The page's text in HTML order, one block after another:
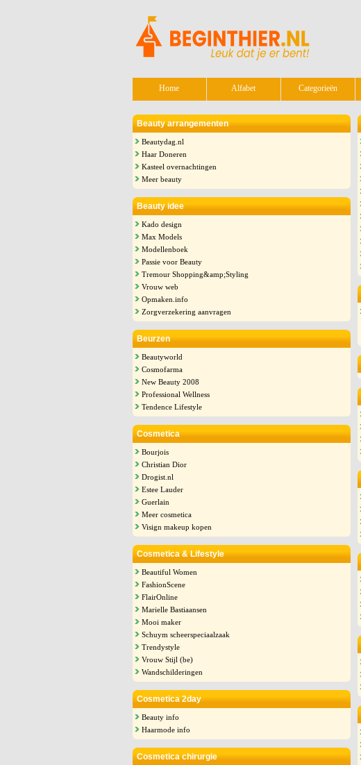
Home Alfabet Categorieën
Beauty arrangementen
Beautydag.nl
Haar Doneren
Kasteel overnachtingen
Meer beauty
Beauty idee
Kado design
Max Models
Modellenboek
Passie voor Beauty
Tremour Shopping&amp;Styling
Vrouw web
Opmaken.info
Zorgverzekering aanvragen
Beurzen
Beautyworld
Cosmofarma
New Beauty 2008
Professional Wellness
Tendence Lifestyle
Cosmetica
Bourjois
Christian Dior
Drogist.nl
Estee Lauder
Guerlain
Meer cosmetica
Visign makeup kopen
Cosmetica & Lifestyle
Beautiful Women
FashionScene
FlairOnline
Marielle Bastiaansen
Mooi maker
Schuym scheerspeciaalzaak
Trendystyle
Vrouw Stijl (be)
Wandschilderingen
Cosmetica 2day
Beauty info
Haarmode info
Cosmetica chirurgie